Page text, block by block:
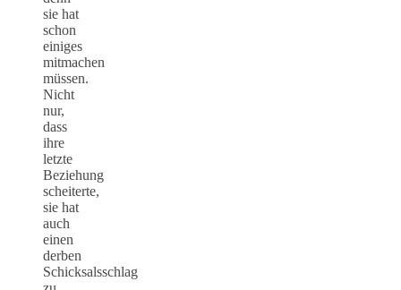
sie hat
schon
einiges
mitmachen
müssen.
Nicht
nur,
dass
ihre
letzte
Beziehung
scheiterte,
sie hat
auch
einen
derben
Schicksalsschlag